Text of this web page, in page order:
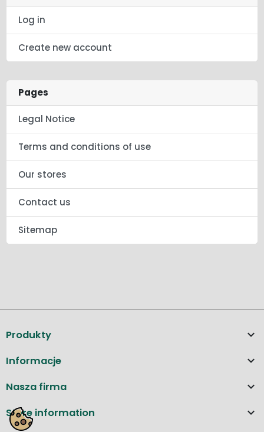
Log in
Create new account
Pages
Legal Notice
Terms and conditions of use
Our stores
Contact us
Sitemap
Produkty 
Informacje 
Nasza firma 
Store information 